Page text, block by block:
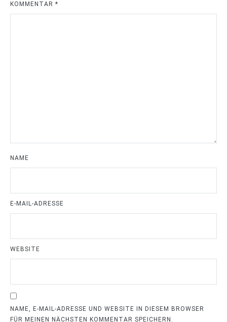
KOMMENTAR *
NAME
E-MAIL-ADRESSE
WEBSITE
NAME, E-MAIL-ADRESSE UND WEBSITE IN DIESEM BROWSER
FÜR MEINEN NÄCHSTEN KOMMENTAR SPEICHERN.